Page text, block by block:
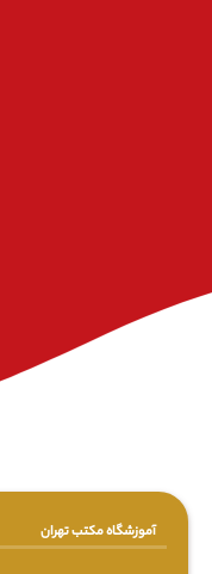
آموزشگاه مکتب تهران